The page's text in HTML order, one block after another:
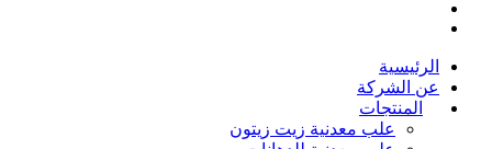
الرئيسية
عن الشركة
المنتجات
علب معدنية زيت زيتون